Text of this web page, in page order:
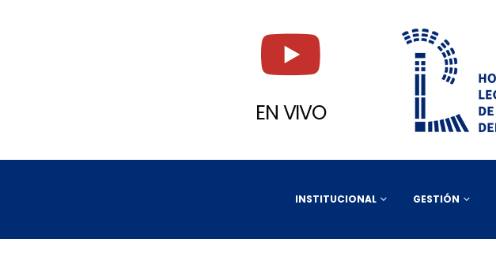
EN VIVO
INSTITUCIONAL GESTIÓN